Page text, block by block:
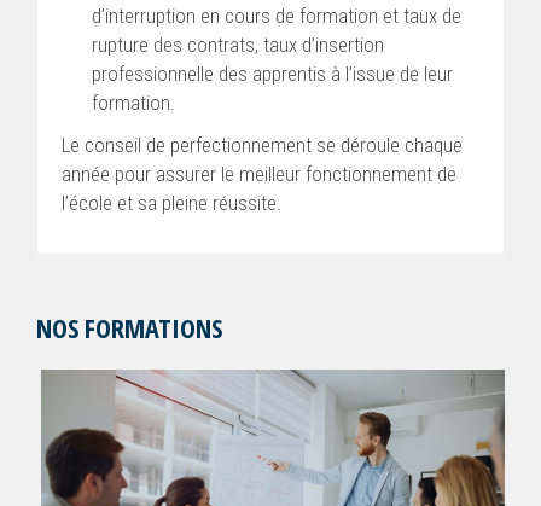
d’interruption en cours de formation et taux de
rupture des contrats, taux d’insertion
professionnelle des apprentis à l’issue de leur
formation.
Le conseil de perfectionnement se déroule chaque
année pour assurer le meilleur fonctionnement de
l’école et sa pleine réussite.
NOS FORMATIONS